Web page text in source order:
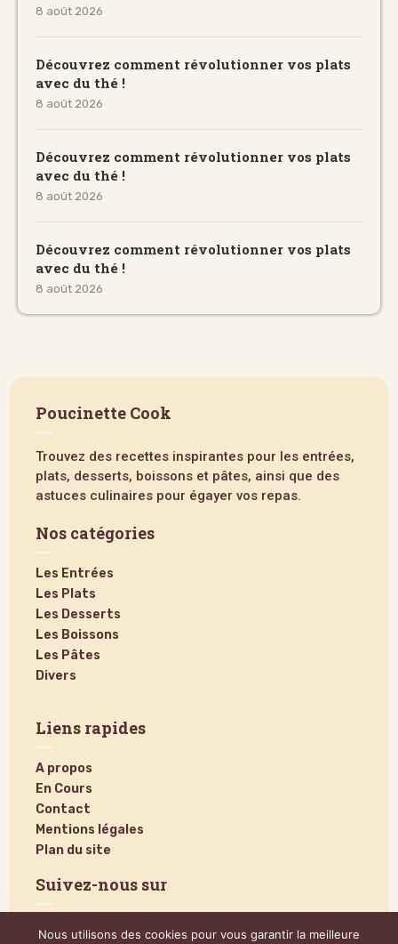
8 août 2026
Découvrez comment révolutionner vos plats
avec du thé !
8 août 2026
Découvrez comment révolutionner vos plats
avec du thé !
8 août 2026
Découvrez comment révolutionner vos plats
avec du thé !
8 août 2026
Poucinette Cook
Trouvez des recettes inspirantes pour les entrées,
plats, desserts, boissons et pâtes, ainsi que des
astuces culinaires pour égayer vos repas.
Nos catégories
Les Entrées
Les Plats
Les Desserts
Les Boissons
Les Pâtes
Divers
Liens rapides
A propos
En Cours
Contact
Mentions légales
Plan du site
Suivez-nous sur
Nous utilisons des cookies pour vous garantir la meilleure